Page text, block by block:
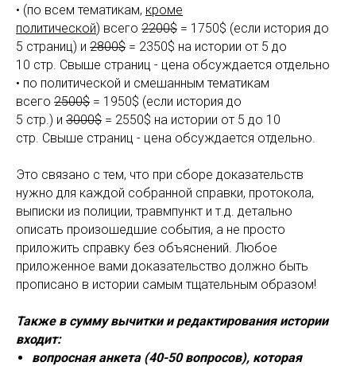
• (по всем тематикам, кроме
политической) всего 2200$ = 1750$ (если история до
5 страниц) и 2800$ = 2350$ на истории от 5 до
10 стр. Свыше страниц - цена обсуждается отдельно
• по политической и смешанным тематикам
всего 2500$ = 1950$ (если история до
5 стр.) и 3000$ = 2550$ на истории от 5 до 10
стр. Свыше страниц - цена обсуждается отдельно.
Это связано с тем, что при сборе доказательств
нужно для каждой собранной справки, протокола,
выписки из полиции, травмпункт и т.д. детально
описать произошедшие события, а не просто
приложить справку без объяснений. Любое
приложенное вами доказательство должно быть
прописано в истории самым тщательным образом!
Также в сумму вычитки и редактирования истории
входит:
вопросная анкета (40-50 вопросов), которая